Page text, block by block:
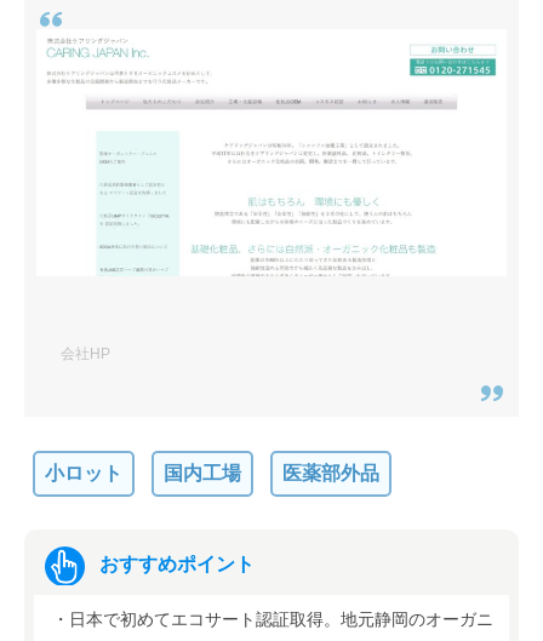
会社HP
小ロット 国内工場 医薬部外品
おすすめポイント
・日本で初めてエコサート認証取得。地元静岡のオーガニ